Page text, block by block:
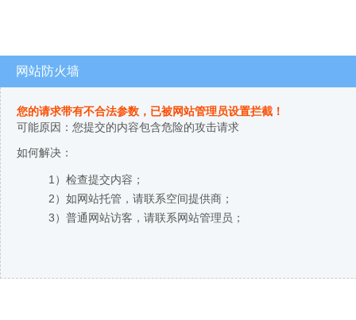
网站防火墙
您的请求带有不合法参数，已被网站管理员设置拦截！
可能原因：您提交的内容包含危险的攻击请求
如何解决：
1）检查提交内容；
2）如网站托管，请联系空间提供商；
3）普通网站访客，请联系网站管理员；